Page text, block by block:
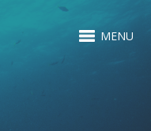
MENU